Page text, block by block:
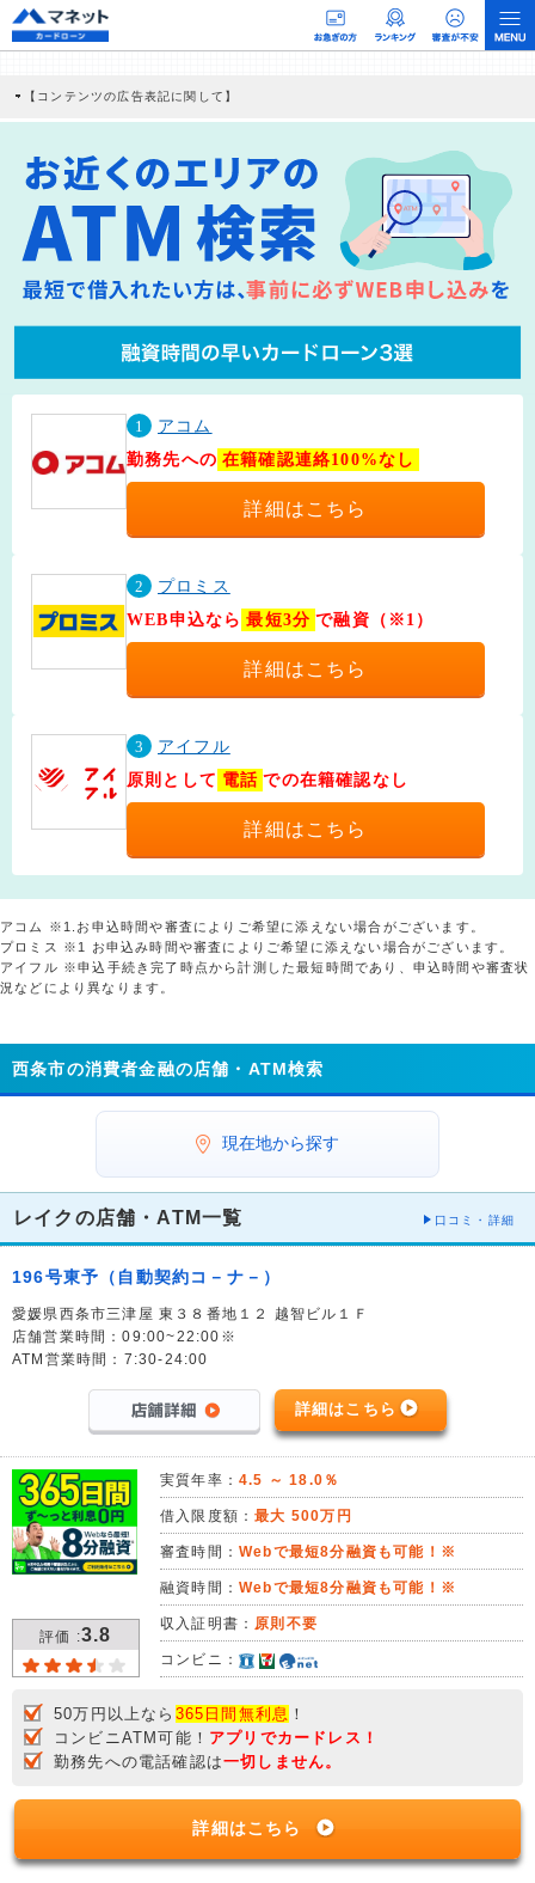
【コンテンツの広告表記に関して】
社に対して企業から紹介報酬が支払われるという収益モデルです。 ただし、特定の
商品を根拠なくPRするものではなく、当編集部の調査／ユーザーへの口コミ収集な
どに基づき、公平性を担保した情報提供を行っています。
>提携企業一覧
1
アコム
勤務先への 在籍確認連絡100%なし
詳細はこちら
2
プロミス
WEB申込なら 最短3分 で融資（※1）
詳細はこちら
3
アイフル
原則として 電話 での在籍確認なし
詳細はこちら
アコム ※1.お申込時間や審査によりご希望に添えない場合がございます。
プロミス ※1 お申込み時間や審査によりご希望に添えない場合がございます。
アイフル ※申込手続き完了時点から計測した最短時間であり、申込時間や審査状
況などにより異なります。
西条市の消費者金融の店舗・ATM検索
現在地から探す
レイクの店舗・ATM一覧 口コミ・詳細
196号東予（自動契約コ－ナ－）
愛媛県西条市三津屋 東３８番地１２ 越智ビル１Ｆ
店舗営業時間：09:00~22:00※
ATM営業時間：7:30-24:00
詳細はこちら
評価 :3.8
実質年率： 4.5 ～ 18.0％
借入限度額：最大 500万円
審査時間： Webで最短8分融資も可能！※
融資時間： Webで最短8分融資も可能！※
収入証明書： 原則不要
コンビニ：
50万円以上なら 365日間無利息 ！
コンビニATM可能！ アプリでカードレス！
勤務先への電話確認は一切しません。
詳細はこちら